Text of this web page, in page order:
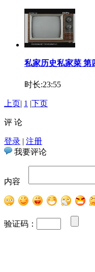
私家历史私家菜 第
时长:23:55
上页| 1 |下页
评 论
登录 | 注册
我要评论
内容
验证码：